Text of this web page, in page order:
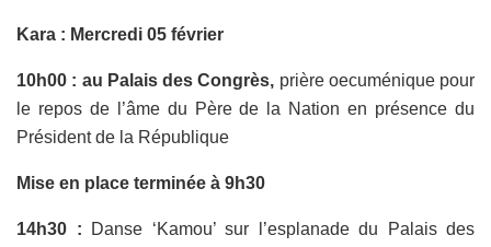
Kara : Mercredi 05 février
10h00 : au Palais des Congrès, prière oecuménique pour
le repos de l’âme du Père de la Nation en présence du
Président de la République
Mise en place terminée à 9h30
14h30 :
Danse ‘Kamou’ sur l’esplanade du Palais des